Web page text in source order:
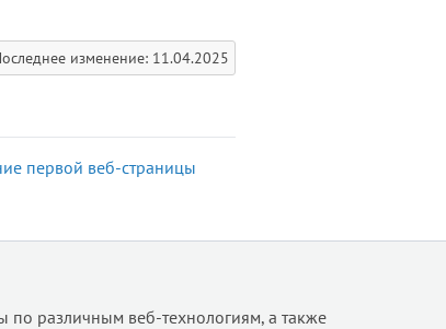
изменение: 11.04.2025
первой веб-страницы
по различным веб-технологиям, а также